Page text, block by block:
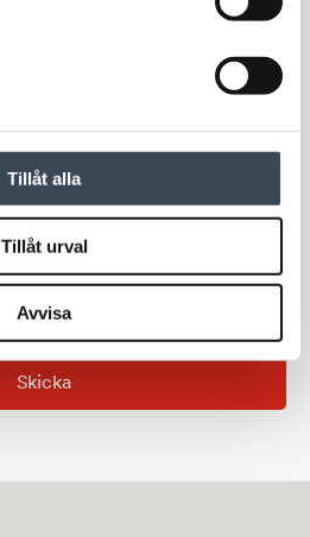
Tillåt alla
Tillåt urval
Avvisa
Skicka